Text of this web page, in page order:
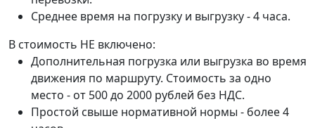
Среднее время на погрузку и выгрузку - 4 часа.
В стоимость НЕ включено:
Дополнительная погрузка или выгрузка во время
движения по маршруту. Стоимость за одно
место - от 500 до 2000 рублей без НДС.
Простой свыше нормативной нормы - более 4